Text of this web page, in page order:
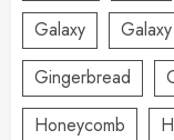
Galaxy
Gingerbread
Honeycomb